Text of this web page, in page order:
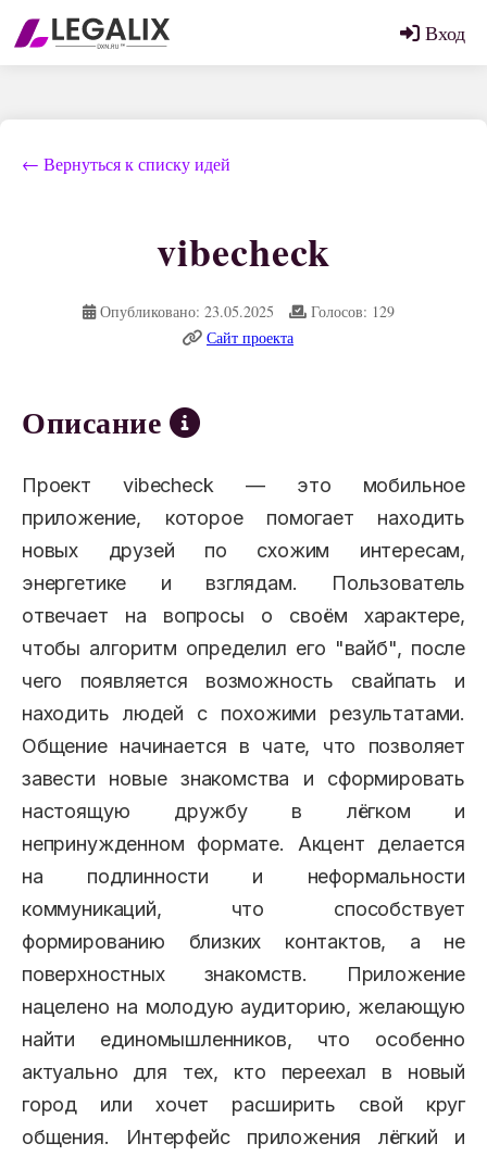
Вход
← Вернуться к списку идей
vibecheck
Опубликовано: 23.05.2025
Голосов: 129
Сайт проекта
Описание
Проект vibecheck — это мобильное
приложение, которое помогает находить
новых друзей по схожим интересам,
энергетике и взглядам. Пользователь
отвечает на вопросы о своём характере,
чтобы алгоритм определил его "вайб", после
чего появляется возможность свайпать и
находить людей с похожими результатами.
Общение начинается в чате, что позволяет
завести новые знакомства и сформировать
настоящую дружбу в лёгком и
непринужденном формате. Акцент делается
на подлинности и неформальности
коммуникаций, что способствует
формированию близких контактов, а не
поверхностных знакомств. Приложение
нацелено на молодую аудиторию, желающую
найти единомышленников, что особенно
актуально для тех, кто переехал в новый
город или хочет расширить свой круг
общения. Интерфейс приложения лёгкий и